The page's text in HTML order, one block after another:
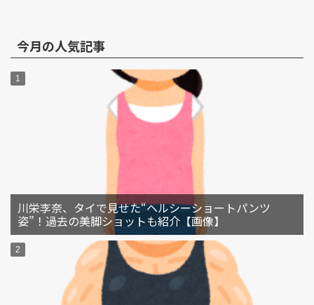
今月の人気記事
川栄李奈、タイで見せた“ヘルシーショートパンツ
姿”！過去の美脚ショットも紹介【画像】